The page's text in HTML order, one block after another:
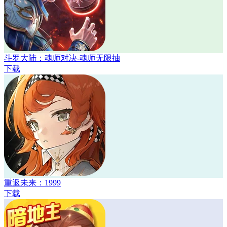
斗罗大陆：魂师对决-魂师无限抽
下载
重返未来：1999
下载